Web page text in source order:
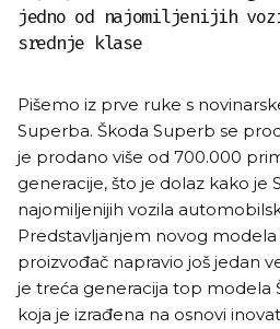
jedno od najomiljenijih
srednje klase
Pišemo iz prve ruke s
Superba. Škoda Superb se
je prodano više od 700.000
generacije, što je dolaz kako je
najomiljenijih vozila
Predstavljanjem novog modela
proizvođač napravio još jedan
je treća generacija top modela
koja je izrađena na osnovi